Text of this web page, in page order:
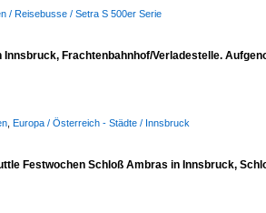
/ Reisebusse / Setra S 500er Serie
Frachtenbahnhof/Verladestelle.
Europa / Österreich - Städte / Innsbruck
Festwochen Schloß Ambras in Innsbruck,